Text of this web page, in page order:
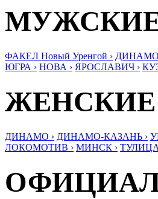
ФАКЕЛ Новый Уренгой › ДИНАМО
ЮГРА › НОВА › ЯРОСЛАВИЧ ›
ДИНАМО › ДИНАМО-КАЗАНЬ ›
ЛОКОМОТИВ › МИНСК › ТУЛИЦА